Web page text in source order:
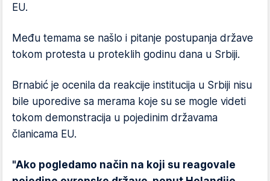
EU.
Među temama se našlo i pitanje postupanja države
tokom protesta u proteklih godinu dana u Srbiji.
Brnabić je ocenila da reakcije institucija u Srbiji nisu
bile uporedive sa merama koje su se mogle videti
tokom demonstracija u pojedinim državama
članicama EU.
"Ako pogledamo način na koji su reagovale